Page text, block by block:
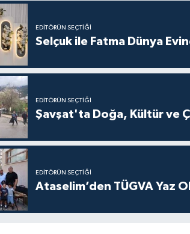
EDITÖRÜN SEÇTIĞI
Selçuk ile Fatma Dünya
EDITÖRÜN SEÇTIĞI
Şavşat'ta Doğa, Kültür ve
EDITÖRÜN SEÇTIĞI
Ataselim’den TÜGVA Yaz